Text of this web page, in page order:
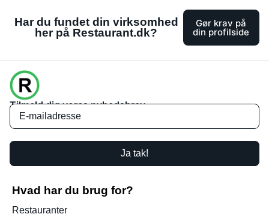
Har du fundet din virksomhed
her på Restaurant.dk?
Gør krav på
din profilside
Tilmeld dig vores nyhedsbrev
Ja tak!
Hvad har du brug for?
Restauranter